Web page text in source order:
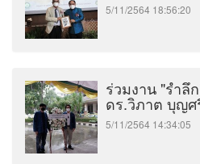
5/11/2564
ร่วมงาน "รำลึ
ดร.วิภาต บุญศ
5/11/2564